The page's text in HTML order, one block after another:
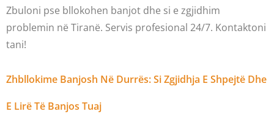
Zbuloni pse bllokohen banjot dhe si e zgjidhim
problemin në Tiranë. Servis profesional 24/7. Kontaktoni
tani!
Zhbllokime Banjosh Në Durrës: Si Zgjidhja E Shpejtë Dhe
E Lirë Të Banjos Tuaj